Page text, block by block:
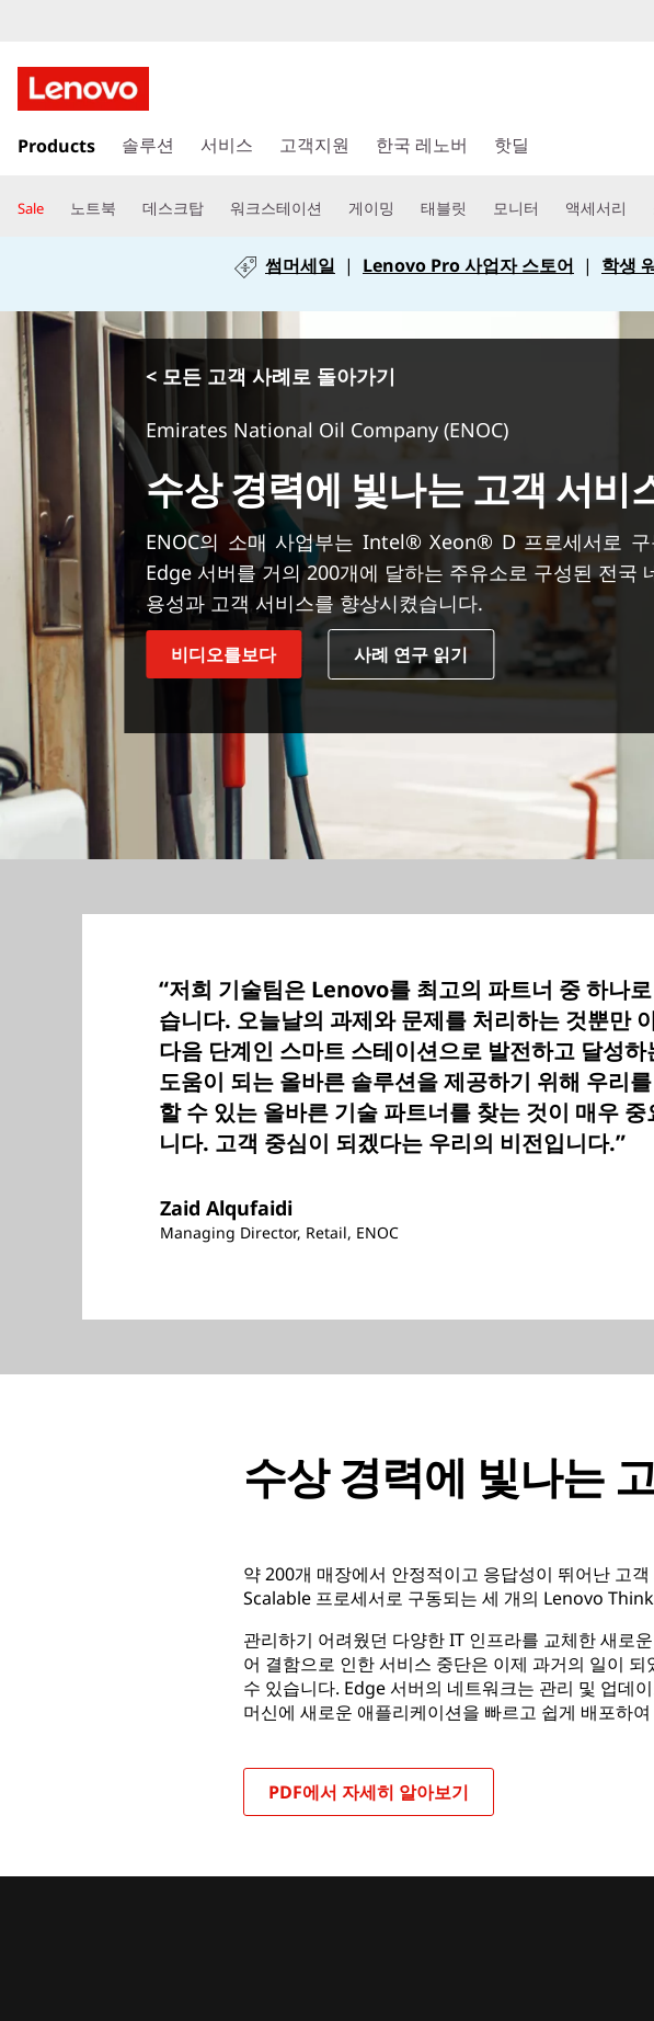
요
텐
뛰
기
Products 솔루션 서비스 고객지원 한국 레노버 핫딜
Sale 노트북 데스크탑 워크스테이션 게이밍 태블릿 모니터 액세서리
썸머세일 | Lenovo Pro 사업자 스토어 | 학생
< 모든 고객 사례로 돌아가기
Emirates National Oil Company (ENOC)
수상 경력에 빛나는 고객 서비
ENOC의 소매 사업부는 Intel® Xeon® D 프로세서로
Edge 서버를 거의 200개에 달하는 주유소로 구성된 전국
용성과 고객 서비스를 향상시켰습니다.
비디오를보다 사례 연구 읽기
“저희 기술팀은 Lenovo를 최고의 파트너 중 하나
습니다. 오늘날의 과제와 문제를 처리하는 것뿐만
다음 단계인 스마트 스테이션으로 발전하고 달성하
도움이 되는 올바른 솔루션을 제공하기 위해 우리
할 수 있는 올바른 기술 파트너를 찾는 것이 매우 중
니다. 고객 중심이 되겠다는 우리의 비전입니다.”
Zaid Alqufaidi
Managing Director, Retail, ENOC
수상 경력에 빛나는
약 200개 매장에서 안정적이고 응답성이 뛰어난 고
Scalable 프로세서로 구동되는 세 개의 Lenovo
관리하기 어려웠던 다양한 IT 인프라를 교체한 새로
어 결함으로 인한 서비스 중단은 이제 과거의 일이
수 있습니다. Edge 서버의 네트워크는 관리 및 업데
머신에 새로운 애플리케이션을 빠르고 쉽게 배포하
PDF에서 자세히 알아보기